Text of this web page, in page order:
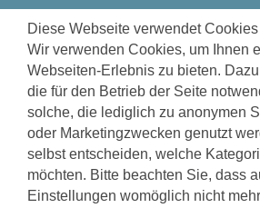
Diese Webseite verwendet Cookies
Wir verwenden Cookies, um Ihnen
Webseiten-Erlebnis zu bieten.
die für den Betrieb der Seite
solche, die lediglich zu anonymen
oder Marketingzwecken genutzt
selbst entscheiden, welche
möchten. Bitte beachten Sie, dass
Einstellungen womöglich nicht
zum
Seiteninhalt
springen
zur
Navigation
springen
zur
Fußzeile
springen
LISCHWÉ,